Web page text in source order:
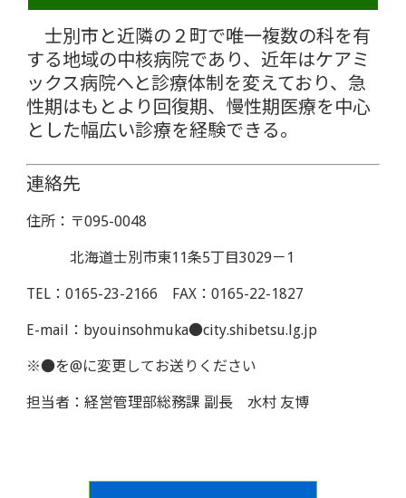
士別市と近隣の２町で唯一複数の科を有
する地域の中核病院であり、近年はケアミ
ックス病院へと診療体制を変えており、急
性期はもとより回復期、慢性期医療を中心
とした幅広い診療を経験できる。
連絡先
住所：〒095-0048
北海道士別市東11条5丁目3029－1
TEL：0165-23-2166 FAX：0165-22-1827
E-mail：byouinsohmuka●city.shibetsu.lg.jp
※●を@に変更してお送りください
担当者：経営管理部総務課 副長 水村 友博